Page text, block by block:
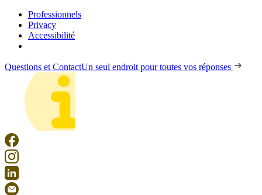
Professionnels
Privacy
Accessibilité
Questions et ContactUn seul endroit pour toutes vos réponses